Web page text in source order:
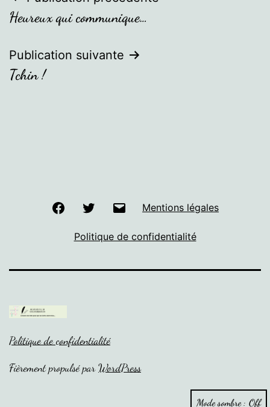
de
l’article
Heureux qui communique…
Publication suivante
Tchin !
FacebookTwitter
mail
Mentions légales
Politique de confidentialité
Politique de confidentialité
Fièrement propulsé parWordPress
Mode sombre :